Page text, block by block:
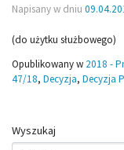
Napisany w dniu
(do użytku służbowego)
Opublikowany w 2018 -
47/18, Decyzja, Decyzja
Wyszukaj